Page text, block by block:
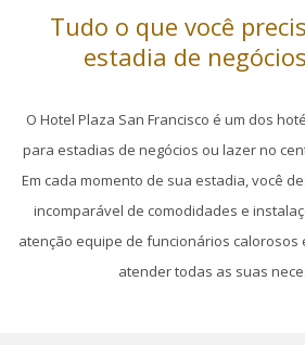
Tudo o que você
estadia de
O Hotel Plaza San Francisco é um dos
para estadias de negócios ou lazer no
Em cada momento de sua estadia, você
incomparável de comodidades e
atenção equipe de funcionários calorosos
atender todas as suas